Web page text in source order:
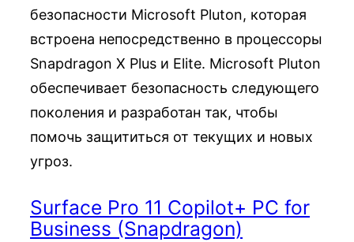
безопасности Microsoft Pluton, которая
встроена непосредственно в процессоры
Snapdragon X Plus и Elite. Microsoft Pluton
обеспечивает безопасность следующего
поколения и разработан так, чтобы
помочь защититься от текущих и новых
угроз.
Surface Pro 11 Copilot+ PC for
Business (Snapdragon)